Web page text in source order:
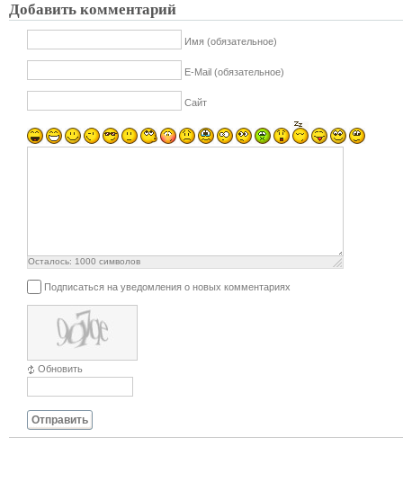
Добавить комментарий
Имя (обязательное)
E-Mail (обязательное)
Сайт
Осталось: 1000 символов
Подписаться на уведомления о новых комментариях
Обновить
Отправить